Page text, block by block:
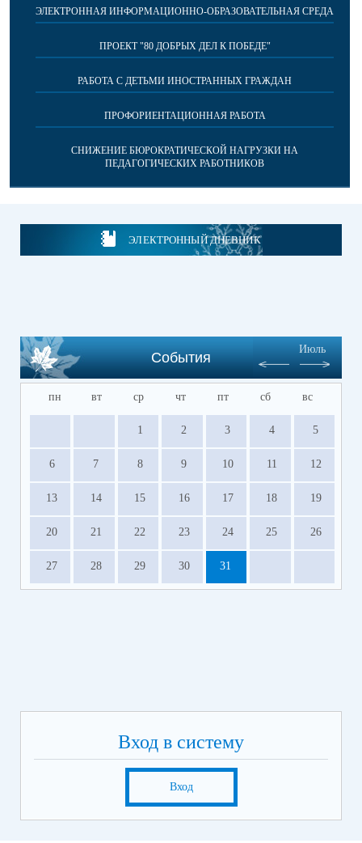
ЭЛЕКТРОННАЯ ИНФОРМАЦИОННО-ОБРАЗОВАТЕЛЬНАЯ СРЕДА
ПРОЕКТ "80 ДОБРЫХ ДЕЛ К ПОБЕДЕ"
РАБОТА С ДЕТЬМИ ИНОСТРАННЫХ ГРАЖДАН
ПРОФОРИЕНТАЦИОННАЯ РАБОТА
СНИЖЕНИЕ БЮРОКРАТИЧЕСКОЙ НАГРУЗКИ НА
ПЕДАГОГИЧЕСКИХ РАБОТНИКОВ
ЭЛЕКТРОННЫЙ ДНЕВНИК
События
Июль
пн вт ср чт пт сб вс
1 2 3 4 5
6 7 8 9 10 11 12
13 14 15 16 17 18 19
20 21 22 23 24 25 26
27 28 29 30 31
Вход в систему
Вход